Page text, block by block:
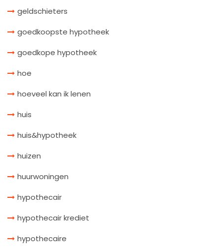
geldschieters
goedkoopste hypotheek
goedkope hypotheek
hoe
hoeveel kan ik lenen
huis
huis&hypotheek
huizen
huurwoningen
hypothecair
hypothecair krediet
hypothecaire